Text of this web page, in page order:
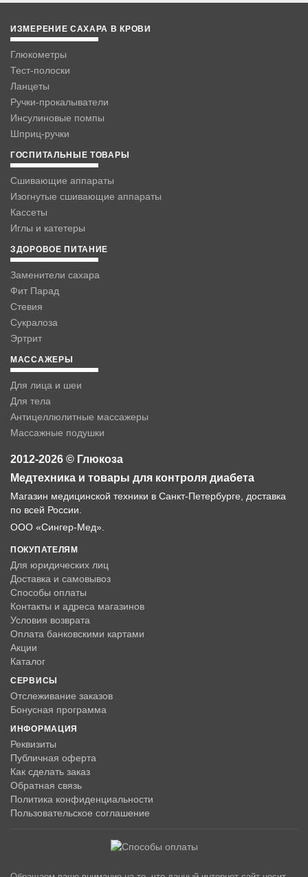
ИЗМЕРЕНИЕ САХАРА В КРОВИ
Глюкометры
Тест-полоски
Ланцеты
Ручки-прокалыватели
Инсулиновые помпы
Шприц-ручки
ГОСПИТАЛЬНЫЕ ТОВАРЫ
Сшивающие аппараты
Изогнутые сшивающие аппараты
Кассеты
Иглы и катетеры
ЗДОРОВОЕ ПИТАНИЕ
Заменители сахара
Фит Парад
Стевия
Сукралоза
Эртрит
МАССАЖЕРЫ
Для лица и шеи
Для тела
Антицеллюлитные массажеры
Массажные подушки
2012-2026 © Глюкоза
Медтехника и товары для контроля диабета
Магазин медицинской техники в Санкт-Петербурге, доставка
по всей России.
ООО «Сингер-Мед».
ПОКУПАТЕЛЯМ
Для юридических лиц
Доставка и самовывоз
Способы оплаты
Контакты и адреса магазинов
Условия возврата
Оплата банковскими картами
Акции
Каталог
СЕРВИСЫ
Отслеживание заказов
Бонусная программа
ИНФОРМАЦИЯ
Реквизиты
Публичная оферта
Как сделать заказ
Обратная связь
Политика конфиденциальности
Пользовательское соглашение